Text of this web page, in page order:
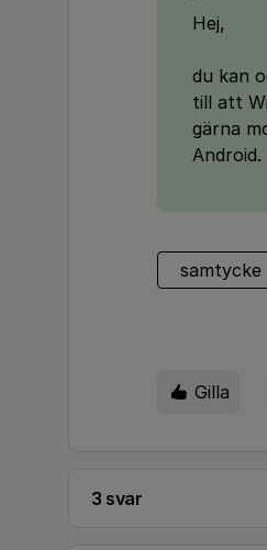
Hej,
du kan
till att
gärna
Android.
samtycke
Gilla
3 svar